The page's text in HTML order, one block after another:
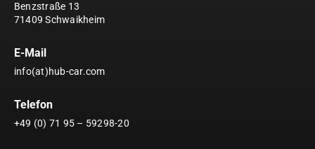
Benzstraße 13
71409 Schwaikheim
E-Mail
info(at)hub-car.com
Telefon
+49 (0) 71 95 – 59298-20